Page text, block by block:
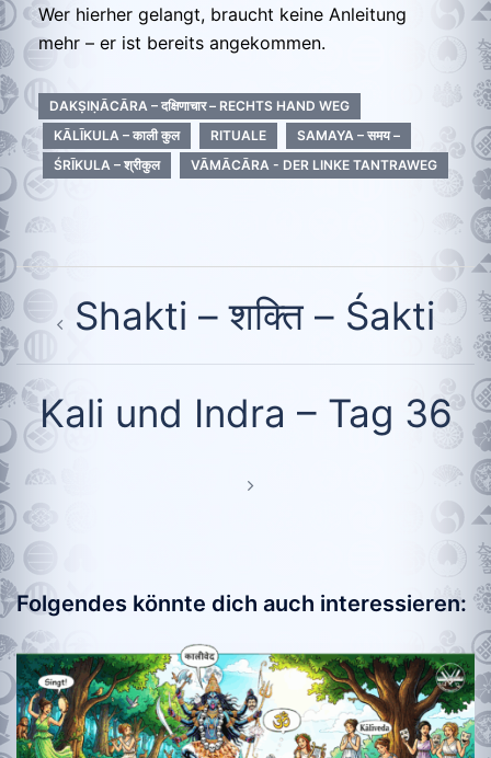
Wer hierher gelangt, braucht keine Anleitung
mehr – er ist bereits angekommen.
DAKṢIṆĀCĀRA – दक्षिणाचार – RECHTS HAND WEG
KĀLĪKULA – काली कुल
RITUALE
SAMAYA – समय –
ŚRĪKULA – श्रीकुल
VĀMĀCĀRA - DER LINKE TANTRAWEG
Beitragsnavigation
Shakti – शक्ति – Śakti
Kali und Indra – Tag 36
Folgendes könnte dich auch interessieren: